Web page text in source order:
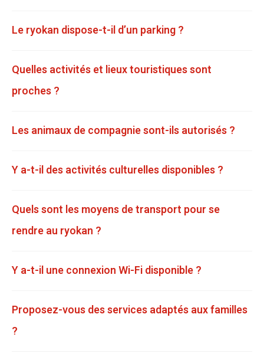
Le ryokan dispose-t-il d’un parking ?
Quelles activités et lieux touristiques sont
proches ?
Les animaux de compagnie sont-ils autorisés ?
Y a-t-il des activités culturelles disponibles ?
Quels sont les moyens de transport pour se
rendre au ryokan ?
Y a-t-il une connexion Wi-Fi disponible ?
Proposez-vous des services adaptés aux familles
?